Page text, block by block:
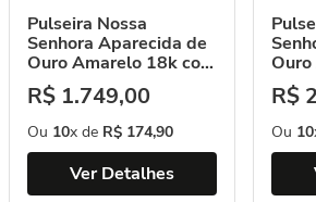
Pulseira Nossa
Senhora Aparecida de
Ouro Amarelo 18k com
Diamantes
R$ 1.749,00
Ou 10x de R$ 174,90
Ver Detalhes
R$ 2
Ou 10